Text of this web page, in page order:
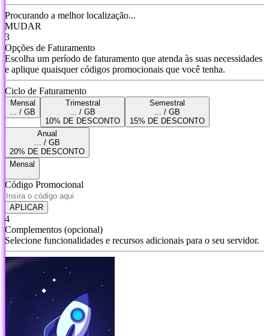
Procurando a melhor localização...
MUDAR
3
Opções de Faturamento
Escolha um período de faturamento que atenda às suas necessidades
e aplique quaisquer códigos promocionais que você tenha.
Ciclo de Faturamento
Mensal
... / GB
Trimestral
... / GB
10% DE DESCONTO
Semestral
... / GB
15% DE DESCONTO
Anual
... / GB
20% DE DESCONTO
Mensal
Código Promocional
APLICAR
4
Complementos (opcional)
Selecione funcionalidades e recursos adicionais para o seu servidor.